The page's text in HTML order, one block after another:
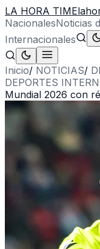
LA HORA TIME
NacionalesNoticias
Internacionales
Inicio/ NOTICIAS/
DEPORTES
Mundial 2026 con